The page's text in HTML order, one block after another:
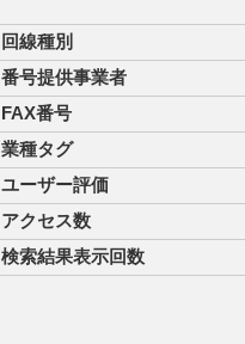
回線種別
番号提供事業者
FAX番号
業種タグ
ユーザー評価
アクセス数
検索結果表示回数